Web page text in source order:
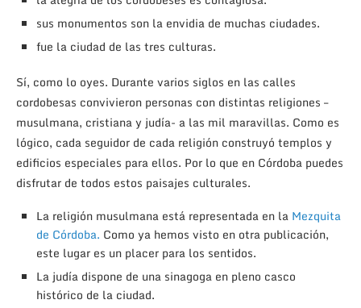
sus monumentos son la envidia de muchas ciudades.
fue la ciudad de las tres culturas.
Sí, como lo oyes. Durante varios siglos en las calles
cordobesas convivieron personas con distintas religiones –
musulmana, cristiana y judía- a las mil maravillas. Como es
lógico, cada seguidor de cada religión construyó templos y
edificios especiales para ellos. Por lo que en Córdoba puedes
disfrutar de todos estos paisajes culturales.
La religión musulmana está representada en la Mezquita
de Córdoba. Como ya hemos visto en otra publicación,
este lugar es un placer para los sentidos.
La judía dispone de una sinagoga en pleno casco
histórico de la ciudad.